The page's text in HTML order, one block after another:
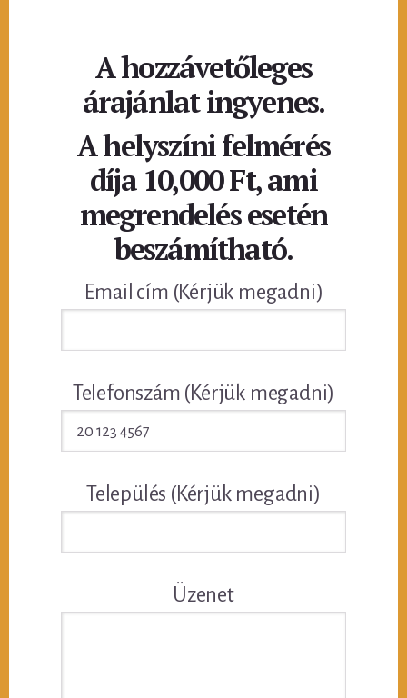
A hozzávetőleges
árajánlat ingyenes.
A helyszíni felmérés
díja 10,000 Ft, ami
megrendelés esetén
beszámítható.
Email cím (Kérjük megadni)
Telefonszám (Kérjük megadni)
Település (Kérjük megadni)
Üzenet